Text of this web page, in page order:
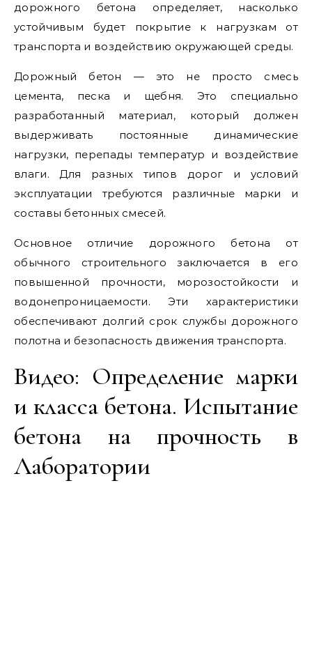
дорожного бетона определяет, насколько
устойчивым будет покрытие к нагрузкам от
транспорта и воздействию окружающей среды.
Дорожный бетон — это не просто смесь
цемента, песка и щебня. Это специально
разработанный материал, который должен
выдерживать постоянные динамические
нагрузки, перепады температур и воздействие
влаги. Для разных типов дорог и условий
эксплуатации требуются различные марки и
составы бетонных смесей.
Основное отличие дорожного бетона от
обычного строительного заключается в его
повышенной прочности, морозостойкости и
водонепроницаемости. Эти характеристики
обеспечивают долгий срок службы дорожного
полотна и безопасность движения транспорта.
Видео: Определение марки
и класса бетона. Испытание
бетона на прочность в
Лаборатории